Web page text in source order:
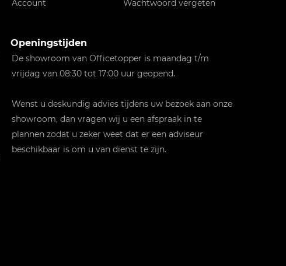
Account
Wachtwoord vergeten
Openingstijden
De showroom van Officetopper is maandag t/m
vrijdag van 08:30 tot 17:00 uur geopend.
Wenst u deskundig advies tijdens uw bezoek aan onze
showroom, dan vragen wij u een afspraak in te
plannen zodat u zeker weet dat er een adviseur
beschikbaar is om u van dienst te zijn.